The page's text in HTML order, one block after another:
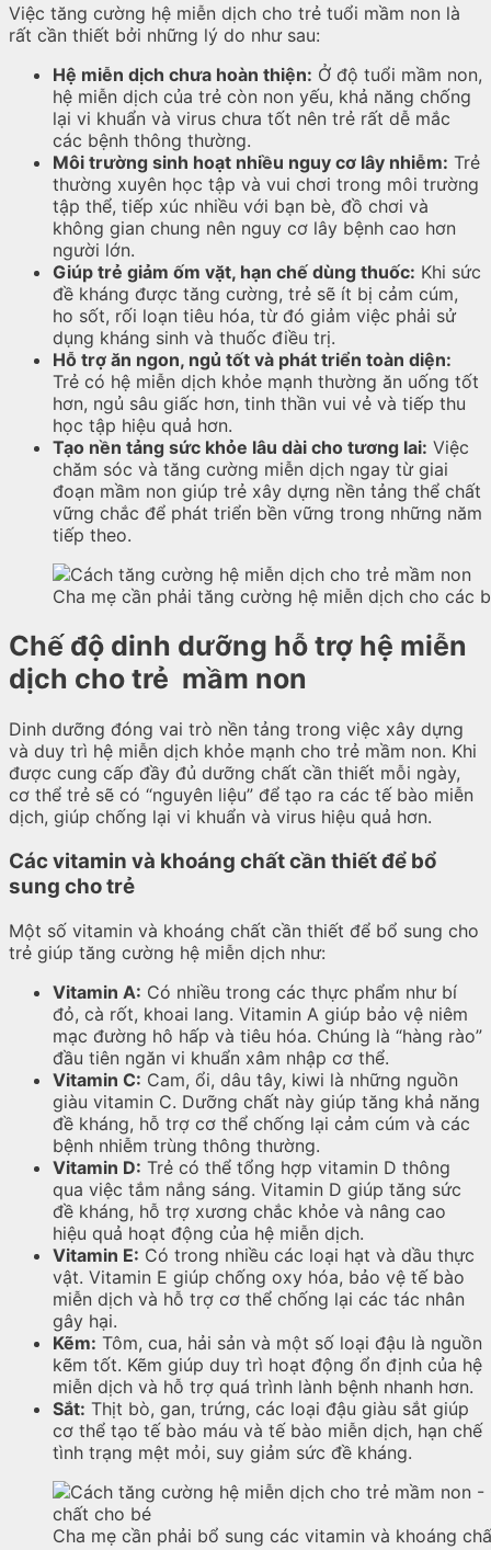
Việc tăng cường hệ miễn dịch cho trẻ tuổi mầm non là
rất cần thiết bởi những lý do như sau:
Hệ miễn dịch chưa hoàn thiện: Ở độ tuổi mầm non,
hệ miễn dịch của trẻ còn non yếu, khả năng chống
lại vi khuẩn và virus chưa tốt nên trẻ rất dễ mắc
các bệnh thông thường.
Môi trường sinh hoạt nhiều nguy cơ lây nhiễm: Trẻ
thường xuyên học tập và vui chơi trong môi trường
tập thể, tiếp xúc nhiều với bạn bè, đồ chơi và
không gian chung nên nguy cơ lây bệnh cao hơn
người lớn.
Giúp trẻ giảm ốm vặt, hạn chế dùng thuốc: Khi sức
đề kháng được tăng cường, trẻ sẽ ít bị cảm cúm,
ho sốt, rối loạn tiêu hóa, từ đó giảm việc phải sử
dụng kháng sinh và thuốc điều trị.
Hỗ trợ ăn ngon, ngủ tốt và phát triển toàn diện:
Trẻ có hệ miễn dịch khỏe mạnh thường ăn uống tốt
hơn, ngủ sâu giấc hơn, tinh thần vui vẻ và tiếp thu
học tập hiệu quả hơn.
Tạo nền tảng sức khỏe lâu dài cho tương lai: Việc
chăm sóc và tăng cường miễn dịch ngay từ giai
đoạn mầm non giúp trẻ xây dựng nền tảng thể chất
vững chắc để phát triển bền vững trong những năm
tiếp theo.
Cha mẹ cần phải tăng cường hệ miễn dịch cho các
Chế độ dinh dưỡng hỗ trợ hệ miễn
dịch cho trẻ mầm non
Dinh dưỡng đóng vai trò nền tảng trong việc xây dựng
và duy trì hệ miễn dịch khỏe mạnh cho trẻ mầm non. Khi
được cung cấp đầy đủ dưỡng chất cần thiết mỗi ngày,
cơ thể trẻ sẽ có “nguyên liệu” để tạo ra các tế bào miễn
dịch, giúp chống lại vi khuẩn và virus hiệu quả hơn.
Các vitamin và khoáng chất cần thiết để bổ
sung cho trẻ
Một số vitamin và khoáng chất cần thiết để bổ sung cho
trẻ giúp tăng cường hệ miễn dịch như:
Vitamin A: Có nhiều trong các thực phẩm như bí
đỏ, cà rốt, khoai lang. Vitamin A giúp bảo vệ niêm
mạc đường hô hấp và tiêu hóa. Chúng là “hàng rào”
đầu tiên ngăn vi khuẩn xâm nhập cơ thể.
Vitamin C: Cam, ổi, dâu tây, kiwi là những nguồn
giàu vitamin C. Dưỡng chất này giúp tăng khả năng
đề kháng, hỗ trợ cơ thể chống lại cảm cúm và các
bệnh nhiễm trùng thông thường.
Vitamin D: Trẻ có thể tổng hợp vitamin D thông
qua việc tắm nắng sáng. Vitamin D giúp tăng sức
đề kháng, hỗ trợ xương chắc khỏe và nâng cao
hiệu quả hoạt động của hệ miễn dịch.
Vitamin E: Có trong nhiều các loại hạt và dầu thực
vật. Vitamin E giúp chống oxy hóa, bảo vệ tế bào
miễn dịch và hỗ trợ cơ thể chống lại các tác nhân
gây hại.
Kẽm: Tôm, cua, hải sản và một số loại đậu là nguồn
kẽm tốt. Kẽm giúp duy trì hoạt động ổn định của hệ
miễn dịch và hỗ trợ quá trình lành bệnh nhanh hơn.
Sắt: Thịt bò, gan, trứng, các loại đậu giàu sắt giúp
cơ thể tạo tế bào máu và tế bào miễn dịch, hạn chế
tình trạng mệt mỏi, suy giảm sức đề kháng.
Cha mẹ cần phải bổ sung các vitamin và khoáng